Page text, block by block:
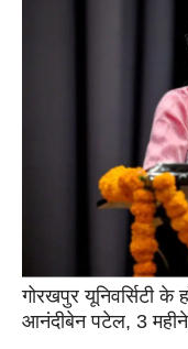
गोरखपुर यूनिवर्सिटी
आनंदीबेन पटेल, 3 महीने